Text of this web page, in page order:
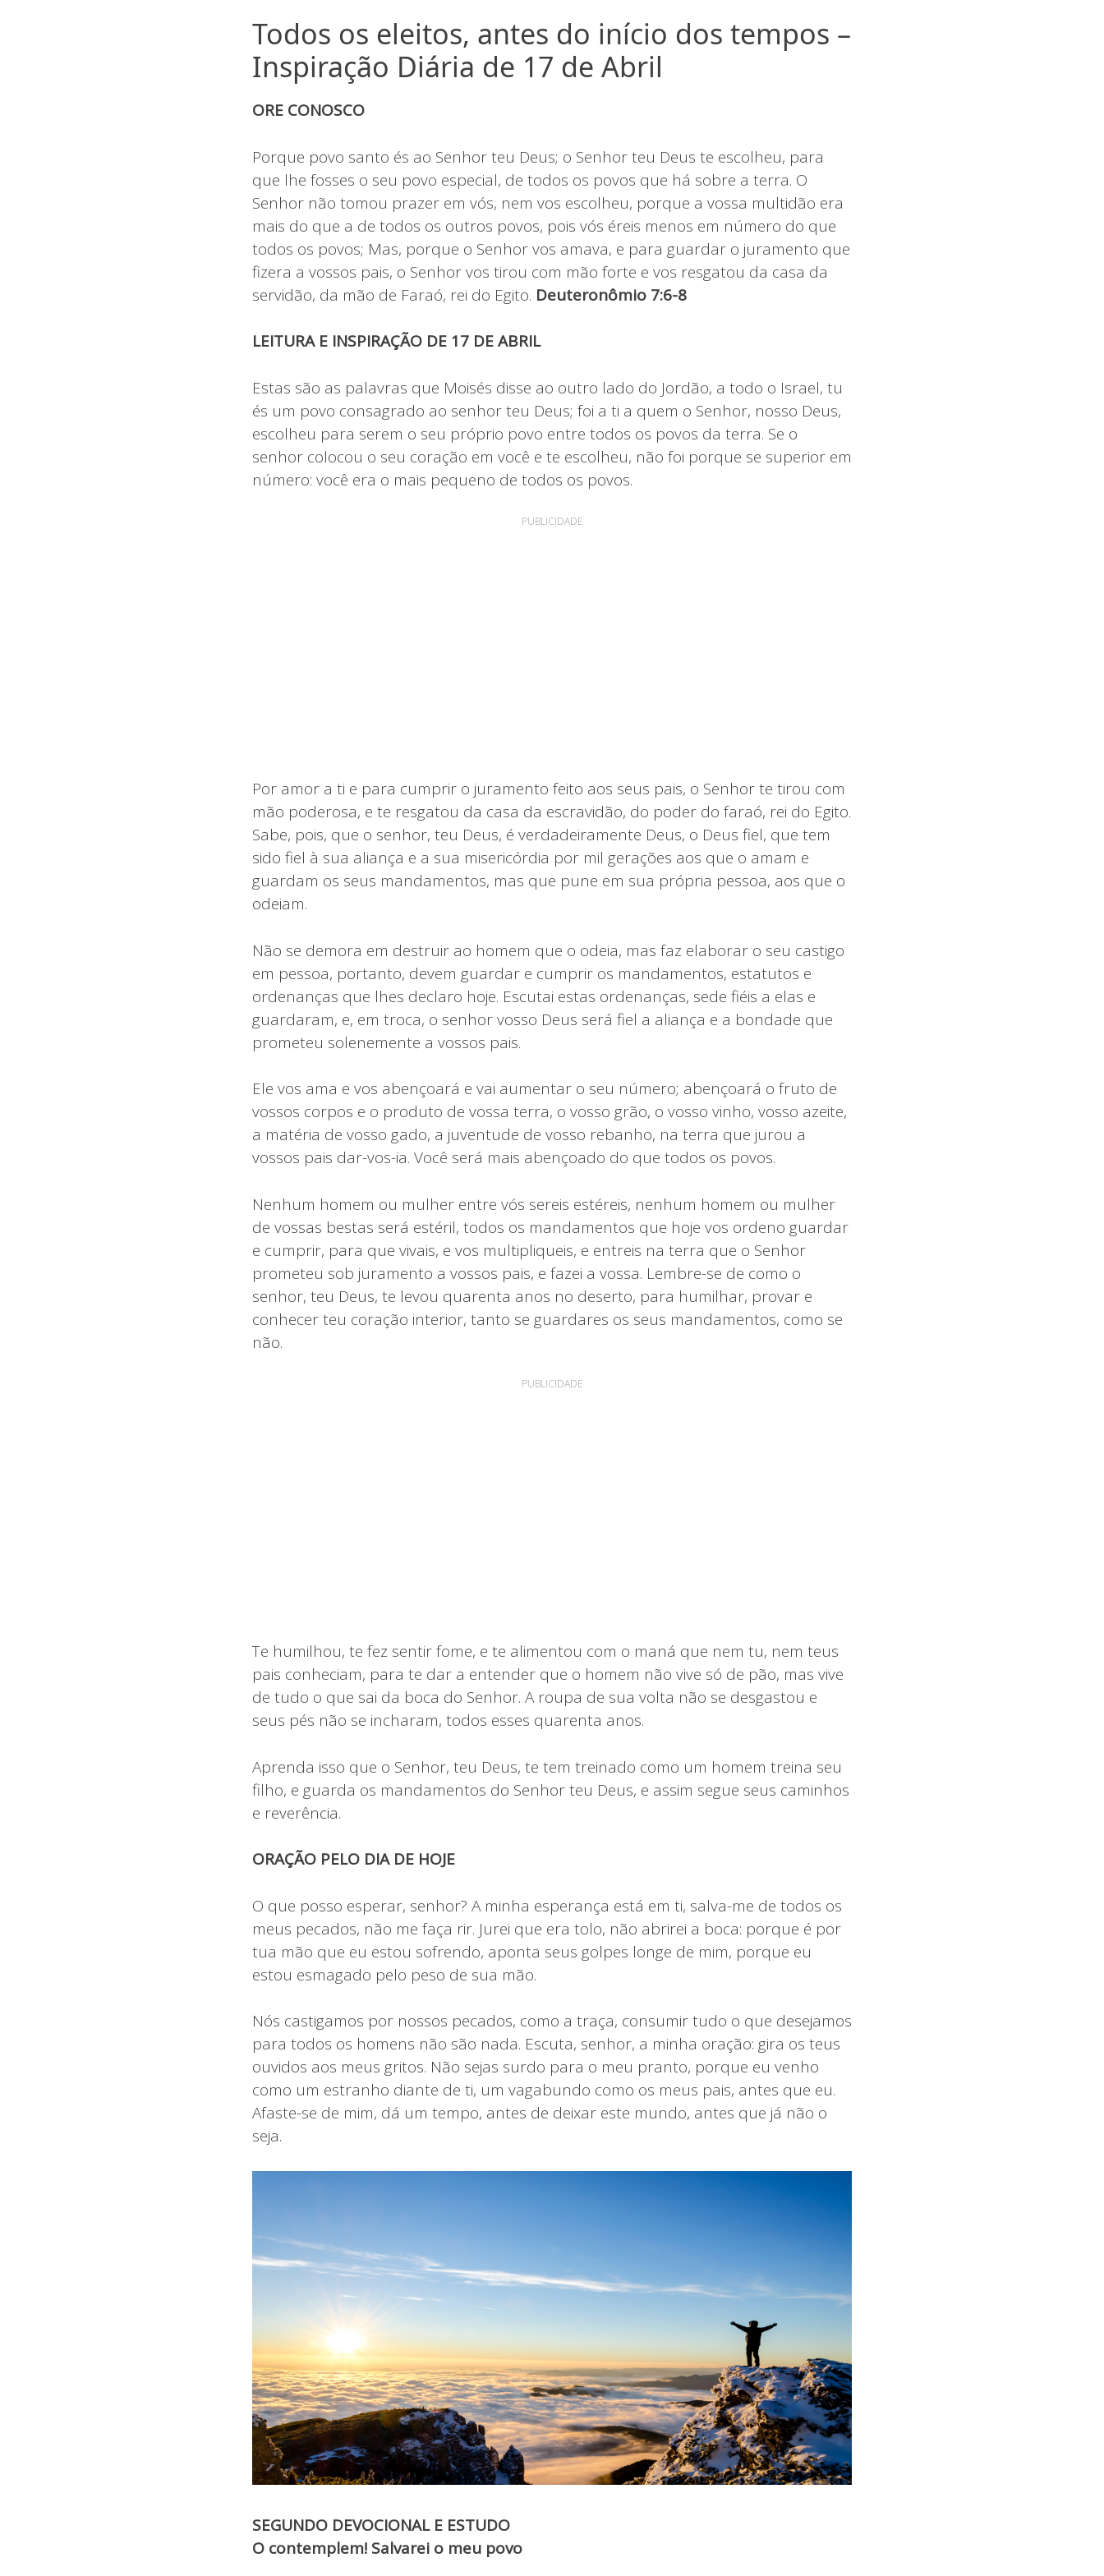
Todos os eleitos, antes do início dos tempos –
Inspiração Diária de 17 de Abril
ORE CONOSCO
Porque povo santo és ao Senhor teu Deus; o Senhor teu Deus te escolheu, para
que lhe fosses o seu povo especial, de todos os povos que há sobre a terra. O
Senhor não tomou prazer em vós, nem vos escolheu, porque a vossa multidão era
mais do que a de todos os outros povos, pois vós éreis menos em número do que
todos os povos; Mas, porque o Senhor vos amava, e para guardar o juramento que
fizera a vossos pais, o Senhor vos tirou com mão forte e vos resgatou da casa da
servidão, da mão de Faraó, rei do Egito. Deuteronômio 7:6-8
LEITURA E INSPIRAÇÃO DE 17 DE ABRIL
Estas são as palavras que Moisés disse ao outro lado do Jordão, a todo o Israel, tu
és um povo consagrado ao senhor teu Deus; foi a ti a quem o Senhor, nosso Deus,
escolheu para serem o seu próprio povo entre todos os povos da terra. Se o
senhor colocou o seu coração em você e te escolheu, não foi porque se superior em
número: você era o mais pequeno de todos os povos.
PUBLICIDADE
Por amor a ti e para cumprir o juramento feito aos seus pais, o Senhor te tirou com
mão poderosa, e te resgatou da casa da escravidão, do poder do faraó, rei do Egito.
Sabe, pois, que o senhor, teu Deus, é verdadeiramente Deus, o Deus fiel, que tem
sido fiel à sua aliança e a sua misericórdia por mil gerações aos que o amam e
guardam os seus mandamentos, mas que pune em sua própria pessoa, aos que o
odeiam.
Não se demora em destruir ao homem que o odeia, mas faz elaborar o seu castigo
em pessoa, portanto, devem guardar e cumprir os mandamentos, estatutos e
ordenanças que lhes declaro hoje. Escutai estas ordenanças, sede fiéis a elas e
guardaram, e, em troca, o senhor vosso Deus será fiel a aliança e a bondade que
prometeu solenemente a vossos pais.
Ele vos ama e vos abençoará e vai aumentar o seu número; abençoará o fruto de
vossos corpos e o produto de vossa terra, o vosso grão, o vosso vinho, vosso azeite,
a matéria de vosso gado, a juventude de vosso rebanho, na terra que jurou a
vossos pais dar-vos-ia. Você será mais abençoado do que todos os povos.
Nenhum homem ou mulher entre vós sereis estéreis, nenhum homem ou mulher
de vossas bestas será estéril, todos os mandamentos que hoje vos ordeno guardar
e cumprir, para que vivais, e vos multipliqueis, e entreis na terra que o Senhor
prometeu sob juramento a vossos pais, e fazei a vossa. Lembre-se de como o
senhor, teu Deus, te levou quarenta anos no deserto, para humilhar, provar e
conhecer teu coração interior, tanto se guardares os seus mandamentos, como se
não.
PUBLICIDADE
Te humilhou, te fez sentir fome, e te alimentou com o maná que nem tu, nem teus
pais conheciam, para te dar a entender que o homem não vive só de pão, mas vive
de tudo o que sai da boca do Senhor. A roupa de sua volta não se desgastou e
seus pés não se incharam, todos esses quarenta anos.
Aprenda isso que o Senhor, teu Deus, te tem treinado como um homem treina seu
filho, e guarda os mandamentos do Senhor teu Deus, e assim segue seus caminhos
e reverência.
ORAÇÃO PELO DIA DE HOJE
O que posso esperar, senhor? A minha esperança está em ti, salva-me de todos os
meus pecados, não me faça rir. Jurei que era tolo, não abrirei a boca: porque é por
tua mão que eu estou sofrendo, aponta seus golpes longe de mim, porque eu
estou esmagado pelo peso de sua mão.
Nós castigamos por nossos pecados, como a traça, consumir tudo o que desejamos
para todos os homens não são nada. Escuta, senhor, a minha oração: gira os teus
ouvidos aos meus gritos. Não sejas surdo para o meu pranto, porque eu venho
como um estranho diante de ti, um vagabundo como os meus pais, antes que eu.
Afaste-se de mim, dá um tempo, antes de deixar este mundo, antes que já não o
seja.
SEGUNDO DEVOCIONAL E ESTUDO
O contemplem! Salvarei o meu povo